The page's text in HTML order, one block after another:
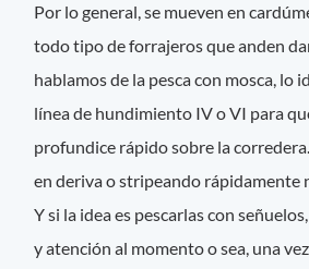
Por lo general, se mueven en
todo tipo de forrajeros que anden
hablamos de la pesca con mosca, lo
línea de hundimiento IV o VI para
profundice rápido sobre la
en deriva o stripeando rápidamente
Y si la idea es pescarlas con
y atención al momento o sea, una